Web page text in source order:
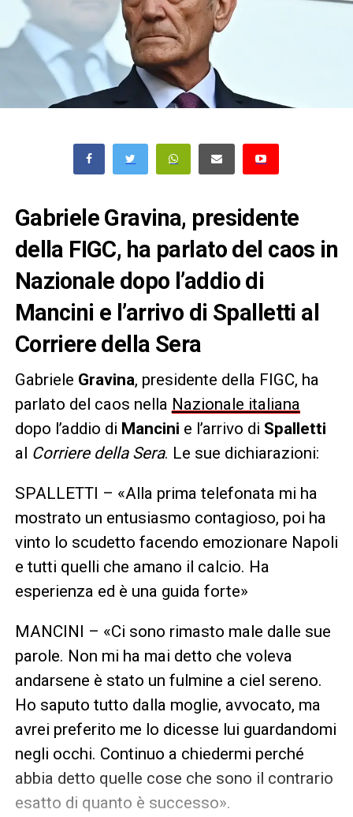
Gabriele Gravina, presidente
della FIGC, ha parlato del caos in
Nazionale dopo l’addio di
Mancini e l’arrivo di Spalletti al
Corriere della Sera
Gabriele Gravina, presidente della FIGC, ha
parlato del caos nella Nazionale italiana
dopo l’addio di Mancini e l’arrivo di Spalletti
al Corriere della Sera. Le sue dichiarazioni:
SPALLETTI – «Alla prima telefonata mi ha
mostrato un entusiasmo contagioso, poi ha
vinto lo scudetto facendo emozionare Napoli
e tutti quelli che amano il calcio. Ha
esperienza ed è una guida forte»
MANCINI – «Ci sono rimasto male dalle sue
parole. Non mi ha mai detto che voleva
andarsene è stato un fulmine a ciel sereno.
Ho saputo tutto dalla moglie, avvocato, ma
avrei preferito me lo dicesse lui guardandomi
negli occhi. Continuo a chiedermi perché
abbia detto quelle cose che sono il contrario
esatto di quanto è successo».